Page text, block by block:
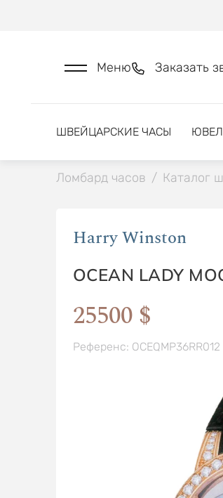
Меню Заказать
ШВЕЙЦАРСКИЕ ЧАСЫ
Ломбард часов / Каталог
Harry Winston
OCEAN LADY
25500 $
Референс: OCEQMP36RR012